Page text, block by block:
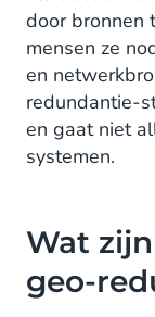
door bronnen
mensen ze
en
redundantie-
en gaat niet
systemen.
Wat
geo-